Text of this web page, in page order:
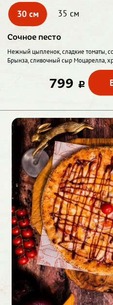
30 см 35 см
Сочное песто
Нежный цыпленок, сладкие томаты,
Брынза, сливочный сыр Моцарелла,
799 c